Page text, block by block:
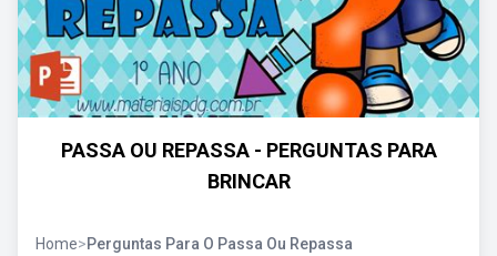
PASSA OU REPASSA - PERGUNTAS PARA
BRINCAR
Home>Perguntas Para O Passa Ou Repassa